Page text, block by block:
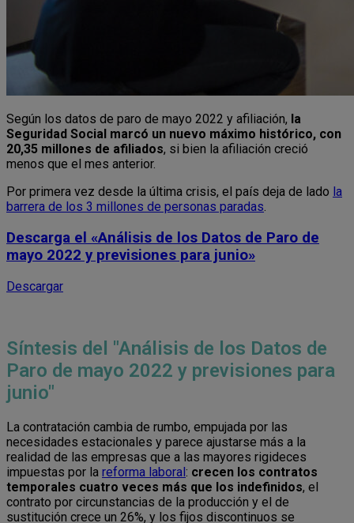
Según los datos de paro de mayo 2022 y afiliación, la
Seguridad Social marcó un nuevo máximo histórico, con
20,35 millones de afiliados, si bien la afiliación creció
menos que el mes anterior.
Por primera vez desde la última crisis, el país deja de lado la
barrera de los 3 millones de personas paradas.
Descarga el «Análisis de los Datos de Paro de
mayo 2022 y previsiones para junio»
Descargar
Síntesis del "Análisis de los Datos de
Paro de mayo 2022 y previsiones para
junio"
La contratación cambia de rumbo, empujada por las
necesidades estacionales y parece ajustarse más a la
realidad de las empresas que a las mayores rigideces
impuestas por la reforma laboral: crecen los contratos
temporales cuatro veces más que los indefinidos, el
contrato por circunstancias de la producción y el de
sustitución crece un 26%, y los fijos discontinuos se